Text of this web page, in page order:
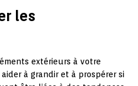
les
extérieurs à votre
à grandir et à prospérer si